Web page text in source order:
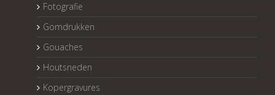
Fotografie
Gomdrukken
Gouaches
Houtsneden
Kopergravures